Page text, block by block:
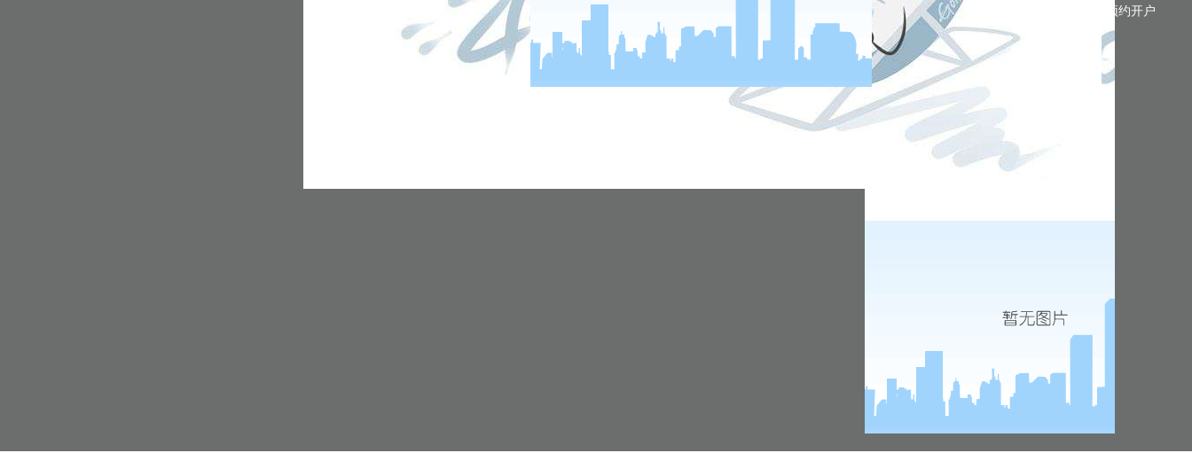
预约开户